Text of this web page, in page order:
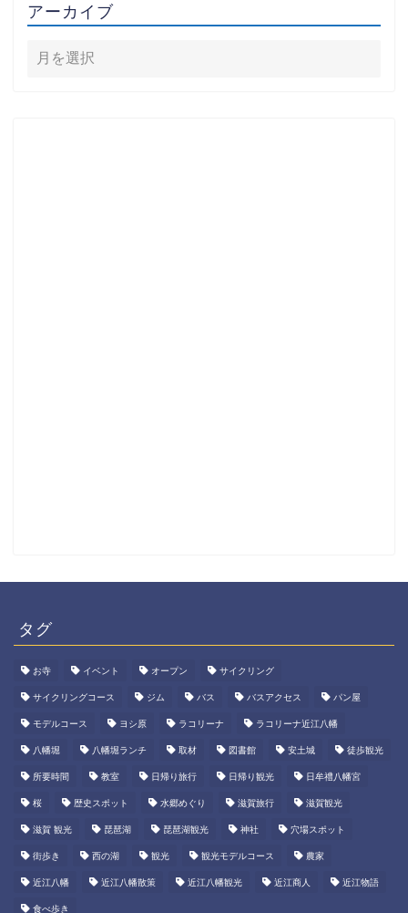
アーカイブ
タグ
お寺 イベント オープン サイクリング
サイクリングコース ジム バス バスアクセス パン屋
モデルコース ヨシ原 ラコリーナ ラコリーナ近江八幡
八幡堀 八幡堀ランチ 取材 図書館 安土城 徒歩観光
所要時間 教室 日帰り旅行 日帰り観光 日牟禮八幡宮
桜 歴史スポット 水郷めぐり 滋賀旅行 滋賀観光
滋賀 観光 琵琶湖 琵琶湖観光 神社 穴場スポット
街歩き 西の湖 観光 観光モデルコース 農家
近江八幡 近江八幡散策 近江八幡観光 近江商人 近江物語
食べ歩き